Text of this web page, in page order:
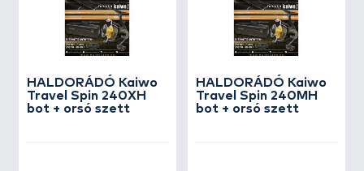
HALDORÁDÓ Kaiwo
Travel Spin 240XH
bot + orsó szett
HALDORÁDÓ Kaiwo
Travel Spin 240MH
bot + orsó szett